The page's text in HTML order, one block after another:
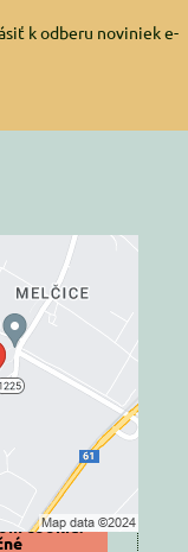
k odberu noviniek e-
je
obsah?
-
cookie: